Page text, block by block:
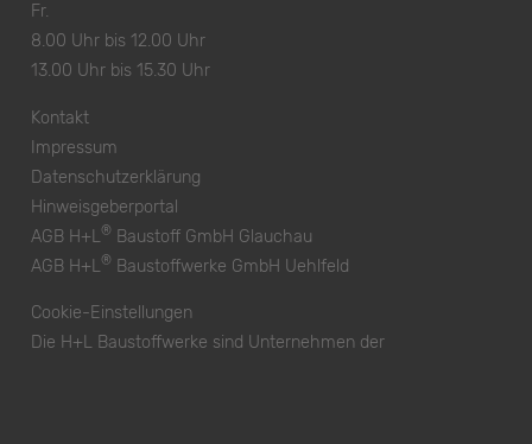
Fr.
8.00 Uhr bis 12.00 Uhr
13.00 Uhr bis 15.30 Uhr
Kontakt
Impressum
Datenschutzerklärung
Hinweisgeberportal
AGB H+L® Baustoff GmbH Glauchau
AGB H+L® Baustoffwerke GmbH Uehlfeld
Cookie-Einstellungen
Die H+L Baustoffwerke sind Unternehmen der